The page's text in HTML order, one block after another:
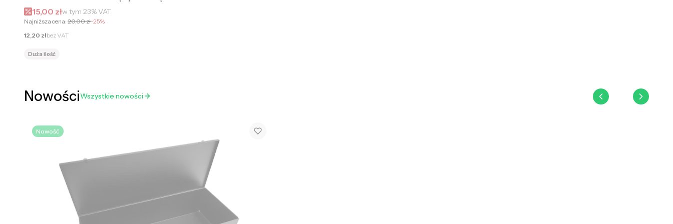
Cena promocyjna brutto
15,00 złw tym 23%VAT
Najniższa cena: 20,00 zł-25%
Cena netto
12,20 złbez VAT
Duża ilość
NowościWszystkie nowości
Nowość